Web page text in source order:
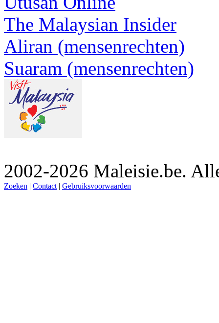
The Malaysian Insider
Aliran (mensenrechten)
Suaram (mensenrechten)
2002-2026 Maleisie.be.
Zoeken | Contact | Gebruiksvoorwaarden